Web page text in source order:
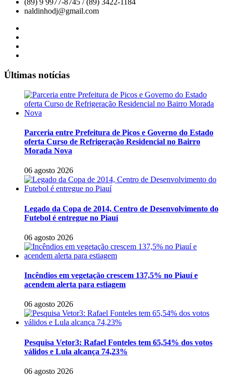
(89) 9 9977-8745 / (89) 3422-1184
naldinhodj@gmail.com
Últimas notícias
Parceria entre Prefeitura de Picos e Governo do Estado
oferta Curso de Refrigeração Residencial no Bairro
Morada Nova
06 agosto 2026
Legado da Copa de 2014, Centro de Desenvolvimento do
Futebol é entregue no Piauí
06 agosto 2026
Incêndios em vegetação crescem 137,5% no Piauí e
acendem alerta para estiagem
06 agosto 2026
Pesquisa Vetor3: Rafael Fonteles tem 65,54% dos votos
válidos e Lula alcança 74,23%
06 agosto 2026